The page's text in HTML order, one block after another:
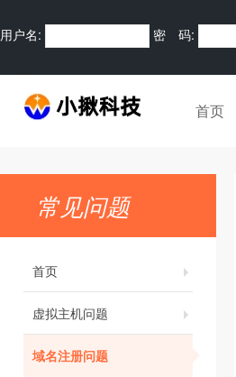
用户名: 密 码:
首页
常见问题
首页
虚拟主机问题
域名注册问题